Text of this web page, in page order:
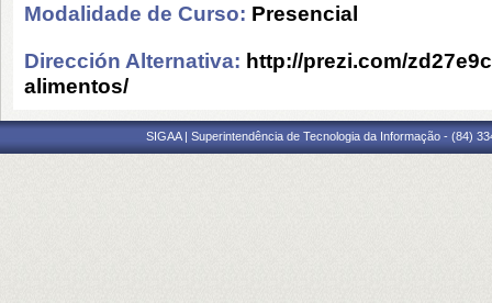
Modalidade de Curso: Presencial
Dirección Alternativa: http://prezi.com/
alimentos/
SIGAA | Superintendência de Tecnologia da Informação - (84)